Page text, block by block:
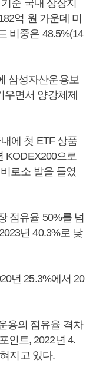
준 국내 상장지
억 원 가운데 미
비중은 48.5%(14
삼성자산운용보
우면서 양강체제
에 첫 ETF 상품
KODEX200으로
로소 발을 들였
점유율 50%를 넘
년 40.3%로 낮
년 25.3%에서 20
용의 점유율 격차
인트, 2022년 4.
지고 있다.